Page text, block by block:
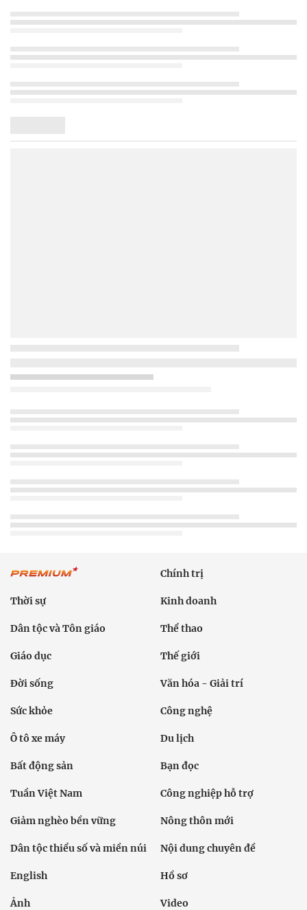
Chính trị
Thời sự Kinh doanh
Dân tộc và Tôn giáo Thể thao
Giáo dục Thế giới
Đời sống Văn hóa - Giải trí
Sức khỏe Công nghệ
Ô tô xe máy Du lịch
Bất động sản Bạn đọc
Tuần Việt Nam Công nghiệp hỗ trợ
Giảm nghèo bền vững Nông thôn mới
Dân tộc thiểu số và miền núi Nội dung chuyên đề
English Hồ sơ
Ảnh Video